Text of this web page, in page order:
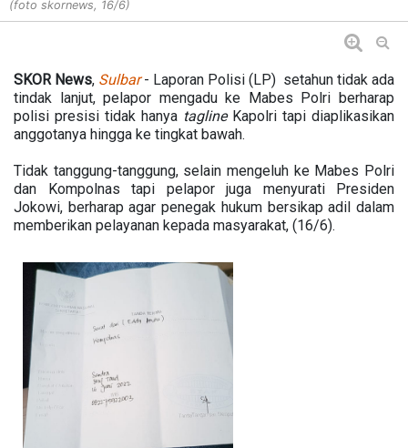
(foto skornews, 16/6)
SKOR News, Sulbar- Laporan Polisi (LP) setahun tidak ada
tindak lanjut, pelapor mengadu ke Mabes Polri berharap
polisi presisi tidak hanya taglineKapolri tapi diaplikasikan
anggotanya hingga ke tingkat bawah.
Tidak tanggung-tanggung, selain mengeluh ke Mabes Polri
dan Kompolnas tapi pelapor juga menyurati Presiden
Jokowi, berharap agar penegak hukum bersikap adil dalam
memberikan pelayanan kepada masyarakat, (16/6).